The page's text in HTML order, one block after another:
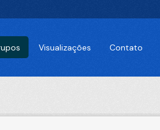
Visualizações Contato